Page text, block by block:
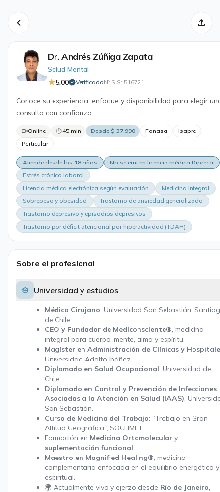
Dr. Andrés Zúñiga Zapata
Salud Mental
5,00
VerificadoNº SIS: 516721·
Conoce su experiencia, enfoque y disponibilidad para elegir
consulta con confianza.
Online 45 min Desde $ 37.990 Fonasa
Isapre
Particular
Atiende desde los 18 años
No se emiten licencia médica Dipreca
Estrés crónico laboral
Licencia médica electrónica según evaluación
Medicina Integral
Sobrepeso y obesidad
Trastorno de ansiedad generalizado
Trastorno depresivo y episodios depresivos
Trastorno por déficit atencional por hiperactividad (TDAH)
Sobre el profesional
Universidad y estudios
Médico Cirujano, Universidad San Sebastián,
de Chile.
CEO y Fundador de Mediconsciente®, medicina
integral para cuerpo, mente, alma y espíritu.
Magíster en Administración de Clínicas y
Universidad Adolfo Ibáñez.
Diplomado en Salud Ocupacional, Universidad de
Chile.
Diplomado en Control y Prevención de Infecciones
Asociadas a la Atención en Salud (IAAS),
San Sebastián.
Curso de Medicina del Trabajo: “Trabajo en Gran
Altitud Geográfica”, SOCHMET.
Formación en Medicina Ortomolecular y
suplementación funcional.
Maestro en Magnified Healing®, medicina
complementaria enfocada en el equilibrio energético y
espiritual.
🌍 Actualmente vivo y ejerzo desde Río de Janeiro,